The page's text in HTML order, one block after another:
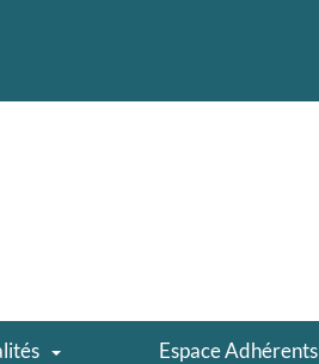
Espace Adhérents